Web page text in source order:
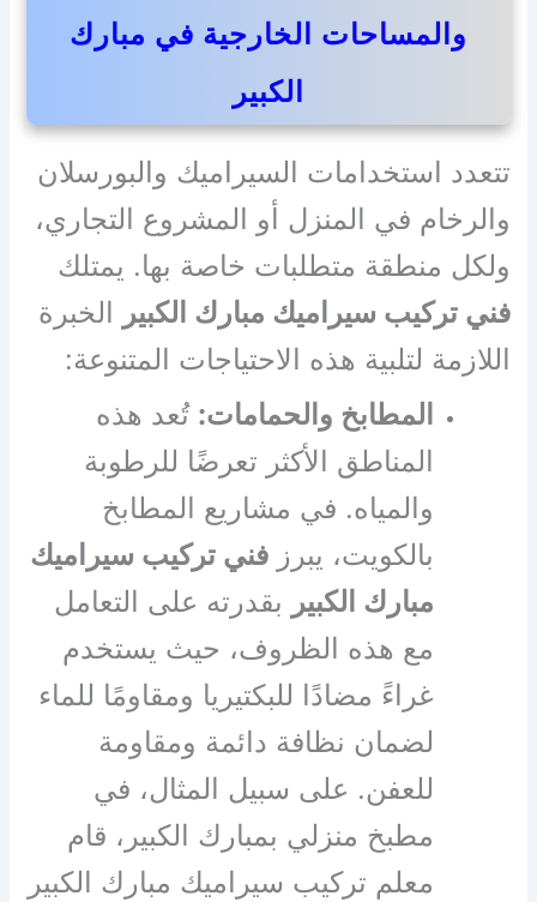
والمساحات الخارجية في مبارك
الكبير
تتعدد استخدامات السيراميك والبورسلان
والرخام في المنزل أو المشروع التجاري،
ولكل منطقة متطلبات خاصة بها. يمتلك
فني تركيب سيراميك مبارك الكبير الخبرة
اللازمة لتلبية هذه الاحتياجات المتنوعة:
المطابخ والحمامات: تُعد هذه
المناطق الأكثر تعرضًا للرطوبة
والمياه. في مشاريع المطابخ
بالكويت، يبرزفني تركيب سيراميك
مبارك الكبير بقدرته على التعامل
مع هذه الظروف، حيث يستخدم
غراءً مضادًا للبكتيريا ومقاومًا للماء
لضمان نظافة دائمة ومقاومة
للعفن. على سبيل المثال، في
مطبخ منزلي بمبارك الكبير، قام
معلم تركيب سيراميك مبارك الكبير